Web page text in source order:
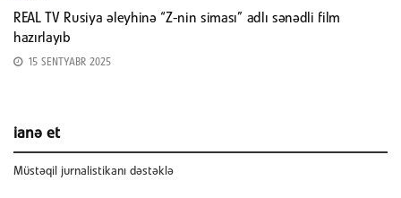
REAL TV Rusiya əleyhinə “Z-nin siması” adlı sənədli film
hazırlayıb
15 SENTYABR 2025
ianə et
Müstəqil jurnalistikanı dəstəklə